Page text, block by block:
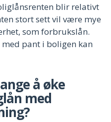
blir relativt
stort sett vil være mye
som forbrukslån.
pant i boligen kan
å øke
med